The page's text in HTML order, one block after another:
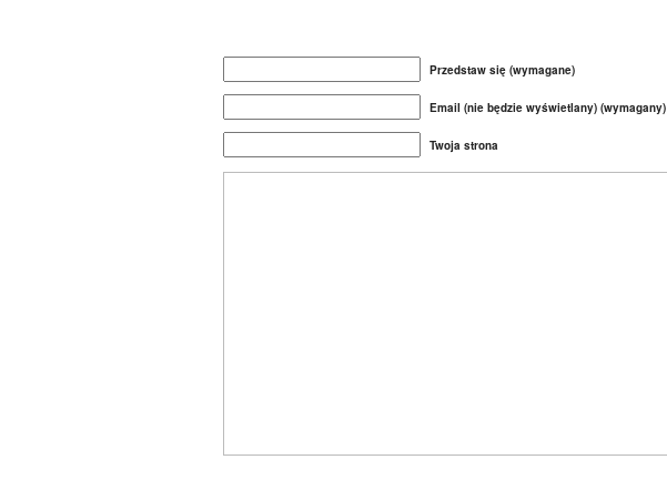
Przedstaw się (wymagane)
Email (nie będzie wyświetlany) (wymagany)
Twoja strona